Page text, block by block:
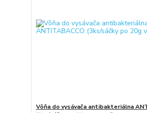
Vôňa do vysávača antibakteriálna